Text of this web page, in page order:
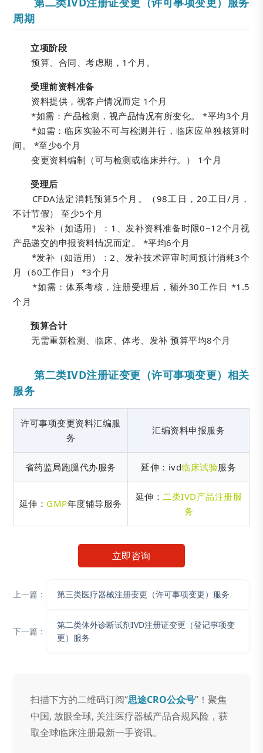
周期
立项阶段
预算、合同、考虑期，1个月。
受理前资料准备
资料提供，视客户情况而定 1个月
*如需：产品检测，视产品情况有所变化。 *平均3个月
*如需：临床实验不可与检测并行，临床应单独核算时
间。 *至少6个月
变更资料编制（可与检测或临床并行。） 1个月
受理后
CFDA法定消耗预算5个月。（98工日，20工日/月，
不计节假） 至少5个月
*发补（如适用）：1、发补资料准备时限0~12个月视
产品递交的申报资料情况而定。 *平均6个月
*发补（如适用）：2、发补技术评审时间预计消耗3个
月（60工作日） *3个月
*如需：体系考核，注册受理后，额外30工作日 *1.5
个月
预算合计
无需重新检测、临床、体考、发补 预算平均8个月
第二类IVD注册证变更（许可事项变更）相关
服务
许可事项变更资料汇编服
务
汇编资料申报服务
省药监局跑腿代办服务 延伸：ivd临床试验服务
延伸： GMP年度辅导服务
延伸： 二类IVD产品注册服
务
立即咨询
上一篇： 第三类医疗器械注册变更（许可事项变更）服务
下一篇：
第二类体外诊断试剂IVD注册证变更（登记事项变
更）服务
扫描下方的二维码订阅“思途CRO公众号”！聚焦
中国, 放眼全球, 关注医疗器械产品合规风险，获
取全球临床注册最新一手资讯。